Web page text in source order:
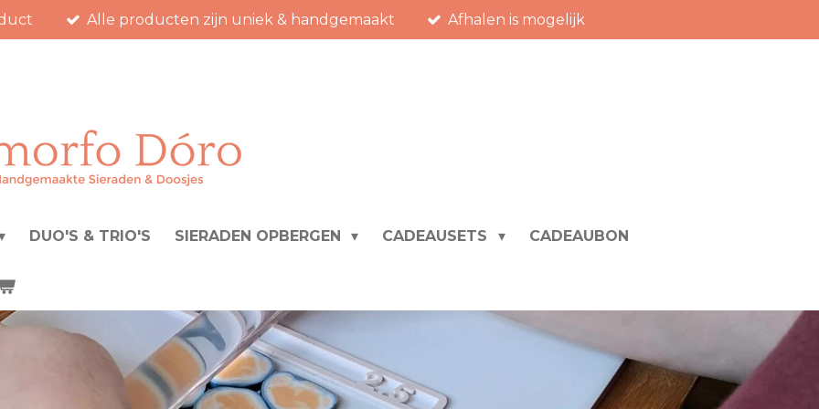
Alle producten zijn uniek & handgemaakt Afhalen is mogelijk
DUO'S & TRIO'S SIERADEN OPBERGEN CADEAUSETS CADEAUBON